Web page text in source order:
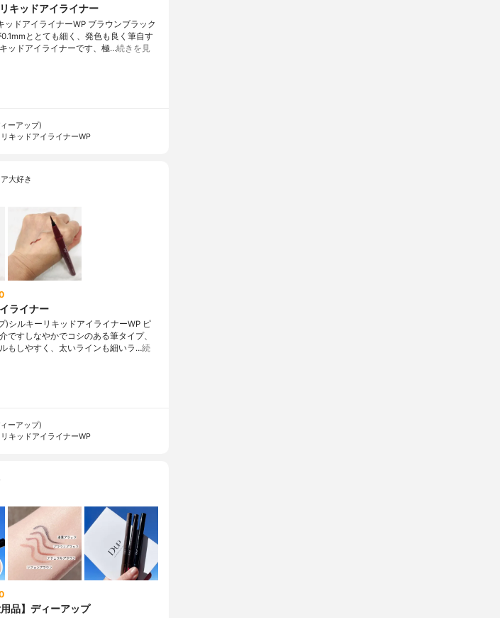
キッドアイライナー
ッドアイライナーWP ブラウンブラック
ととても細く、発色も良く筆自す
ッドアイライナーです、極…続きを見
ーアップ)
キッドアイライナーWP
大好き
ライナー
)シルキーリキッドアイライナーWP ピ
ですしなやかでコシのある筆タイプ、
もしやすく、太いラインも細いラ…続
ーアップ)
キッドアイライナーWP
用品】ディーアップ